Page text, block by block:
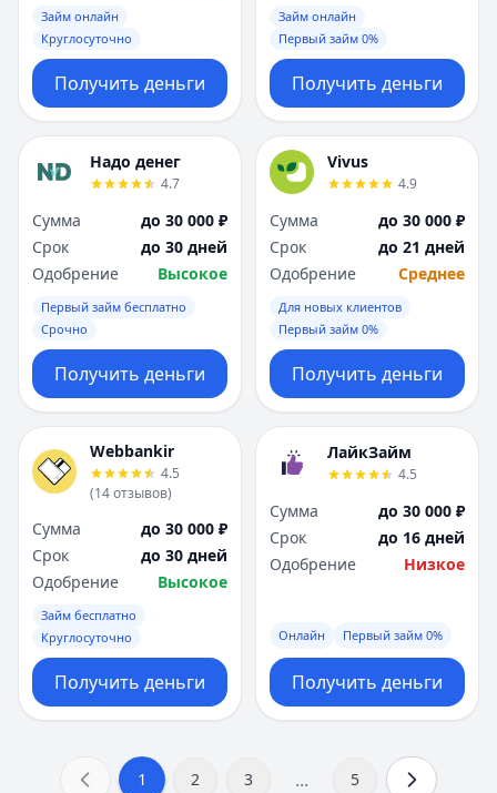
Займ онлайн
Круглосуточно
Получить деньги
Займ онлайн
Первый займ 0%
Получить деньги
Надо денег
4.7
Сумма
до 30 000 ₽
Срок
до 30 дней
Одобрение
Высокое
Первый займ бесплатно
Срочно
Получить деньги
Vivus
4.9
Сумма
до 30 000 ₽
Срок
до 21 дней
Одобрение
Среднее
Для новых клиентов
Первый займ 0%
Получить деньги
Webbankir
4.5
(14отзывов)
Сумма
до 30 000 ₽
Срок
до 30 дней
Одобрение
Высокое
Займ бесплатно
Круглосуточно
Получить деньги
ЛайкЗайм
4.5
Сумма
до 30 000 ₽
Срок
до 16 дней
Одобрение
Низкое
Онлайн Первый займ 0%
Получить деньги
1 2 3 ... 5